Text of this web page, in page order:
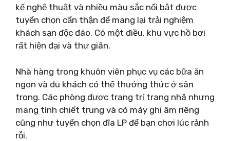
kế nghệ thuật và nhiều màu sắc nổi bật được
tuyển chọn cẩn thận để mang lại trải nghiệm
khách sạn độc đáo. Có một điều, khu vực hồ bơi
rất hiện đại và thư giãn.
Nhà hàng trong khuôn viên phục vụ các bữa ăn
ngon và du khách có thể thưởng thức ở sân
trong. Các phòng được trang trí trang nhã nhưng
mang tính chiết trung và có máy ghi âm riêng
cũng như tuyển chọn đĩa LP để bạn chơi lúc rảnh
rỗi.